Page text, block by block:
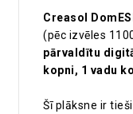
Creasol
(pēc izvēles
pārvaldītu
kopni, 1 vadu
Šī plāksne ir